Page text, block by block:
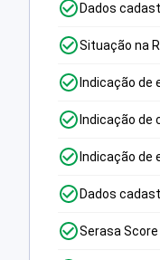
Dados
Situação na
Indicação
Indicação
Indicação de
Dados
Serasa